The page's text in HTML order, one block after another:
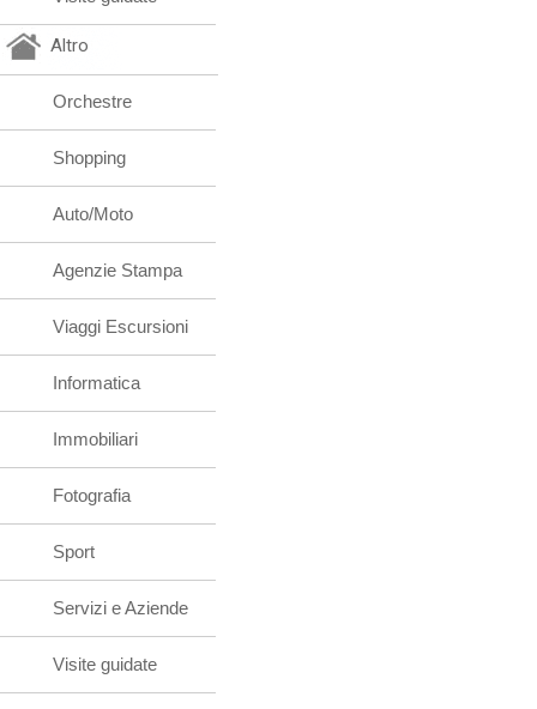
Altro
Orchestre
Shopping
Auto/Moto
Agenzie Stampa
Viaggi Escursioni
Informatica
Immobiliari
Fotografia
Sport
Servizi e Aziende
Visite guidate